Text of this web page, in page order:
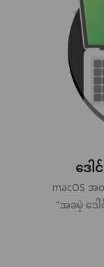
ဒေါ
macOS
"အခမဲ့ ဒေ